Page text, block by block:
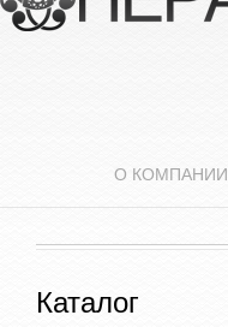
О КОМПАНИИ
Каталог